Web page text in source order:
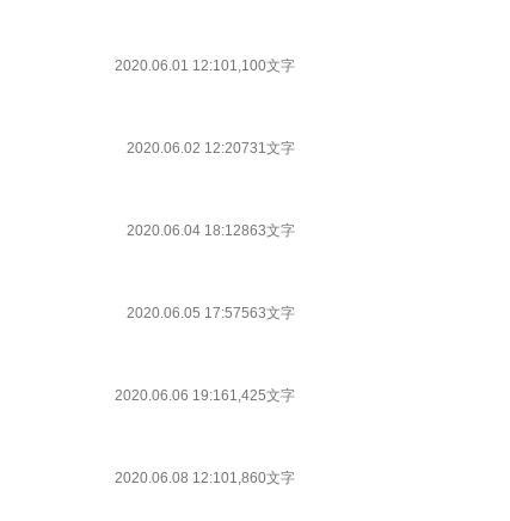
2020.06.01 12:101,100文字
2020.06.02 12:20731文字
2020.06.04 18:12863文字
2020.06.05 17:57563文字
2020.06.06 19:161,425文字
2020.06.08 12:101,860文字